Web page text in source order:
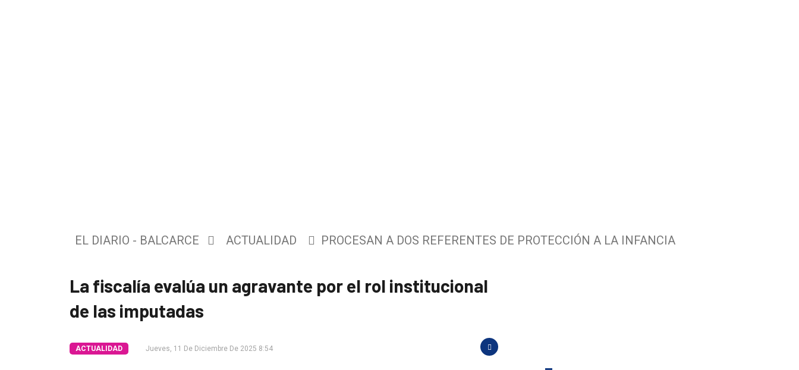
Tendencia
EL DIARIO - BALCARCE ACTUALIDAD PROCESAN A DOS REFERENTES DE PROTECCIÓN A LA INFANCIA
La fiscalía evalúa un agravante por el rol institucional
de las imputadas
ACTUALIDAD Jueves, 11 De Diciembre De 2025 8:54